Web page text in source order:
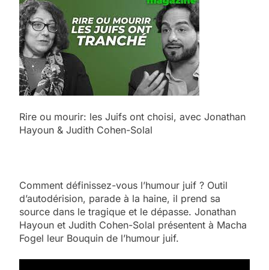
Rire ou mourir: les Juifs ont choisi, avec Jonathan
Hayoun & Judith Cohen-Solal
Comment définissez-vous l’humour juif ? Outil
d’autodérision, parade à la haine, il prend sa
source dans le tragique et le dépasse. Jonathan
Hayoun et Judith Cohen-Solal présentent à Macha
Fogel leur Bouquin de l’humour juif.